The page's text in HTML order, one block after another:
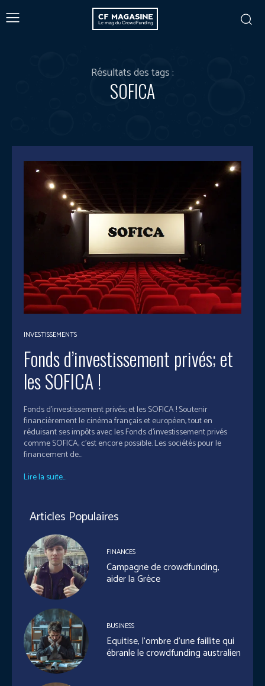
Résultats des tags :
SOFICA
INVESTISSEMENTS
Fonds d’investissement privés; et
les SOFICA !
Fonds d’investissement privés; et les SOFICA ! Soutenir
financièrement le cinéma français et européen, tout en
réduisant ses impôts avec les Fonds d’investissement privés
comme SOFICA, c’est encore possible. Les sociétés pour le
financement de...
Lire la suite...
Articles Populaires
FINANCES
Campagne de crowdfunding,
aider la Grèce
BUSINESS
Equitise, l’ombre d’une faillite qui
ébranle le crowdfunding australien